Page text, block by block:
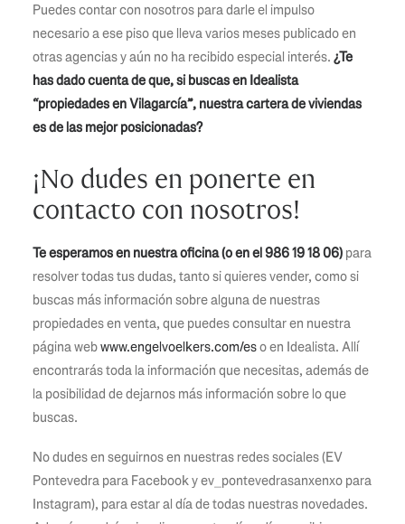
Puedes contar con nosotros para darle el impulso
necesario a ese piso que lleva varios meses publicado en
otras agencias y aún no ha recibido especial interés. ¿Te
has dado cuenta de que, si buscas en Idealista
“propiedades en Vilagarcía”, nuestra cartera de viviendas
es de las mejor posicionadas?
¡No dudes en ponerte en
contacto con nosotros!
Te esperamos en nuestra oficina (o en el 986 19 18 06) para
resolver todas tus dudas, tanto si quieres vender, como si
buscas más información sobre alguna de nuestras
propiedades en venta, que puedes consultar en nuestra
página webwww.engelvoelkers.com/eso en Idealista. Allí
encontrarás toda la información que necesitas, además de
la posibilidad de dejarnos más información sobre lo que
buscas.
No dudes en seguirnos en nuestras redes sociales (EV
Pontevedra para Facebook y ev_pontevedrasanxenxo para
Instagram), para estar al día de todas nuestras novedades.